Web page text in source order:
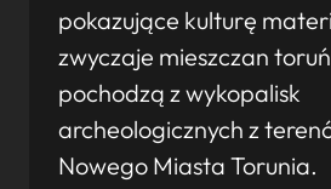
pokazujące kulturę
zwyczaje mieszczan
pochodzą z wykopalisk
archeologicznych z
Nowego Miasta Torunia.